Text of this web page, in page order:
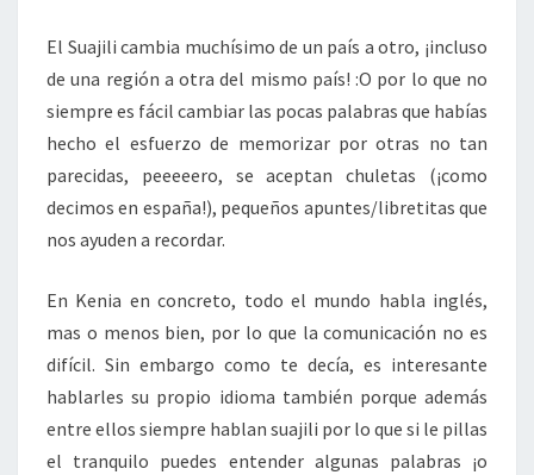
I
A
N
E
S
El Suajili cambia muchísimo de un país a otro, ¡incluso
de una región a otra del mismo país! :O por lo que no
siempre es fácil cambiar las pocas palabras que habías
hecho el esfuerzo de memorizar por otras no tan
parecidas, peeeeero, se aceptan chuletas (¡como
decimos en españa!), pequeños apuntes/libretitas que
nos ayuden a recordar.
En Kenia en concreto, todo el mundo habla inglés,
mas o menos bien, por lo que la comunicación no es
difícil. Sin embargo como te decía, es interesante
hablarles su propio idioma también porque además
entre ellos siempre hablan suajili por lo que si le pillas
el tranquilo puedes entender algunas palabras ¡o